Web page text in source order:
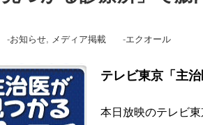
-お知らせ, メディア掲載 -エクオール
テレビ東京「主
本日放映のテレビ